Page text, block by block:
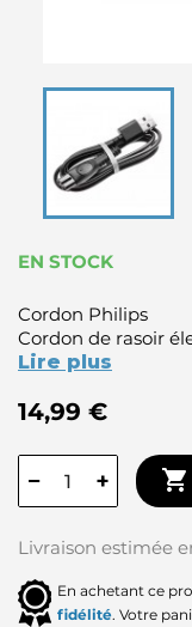
EN STOCK
Cordon Philips
Cordon de rasoir
Lire plus
14,99 €
− + 
Livraison estimée
En achetant ce
fidélité. Votre